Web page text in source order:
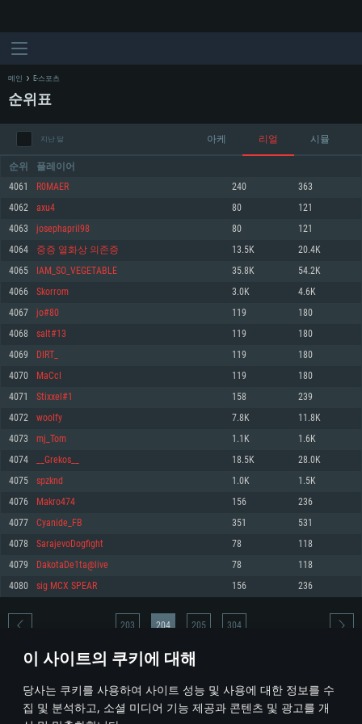
이 사이트의 쿠키에 대해
당사는 쿠키를 사용하여 사이트 성능 및 사용에 대한 정보를 수
집 및 분석하고, 소셜 미디어 기능 제공과 콘텐츠 및 광고를 개
시스템 요구사항
최소사양
운영체제: Windows 10 (64 bit)
프로세서: 2.2 GHz 듀얼코어 이상
메모리: 4GB
그래픽 카드: DirectX 11 이상을 지원하는 AMD Radeon 77XX / NVIDIA
GeForce GT 660. 최소 사양 해상도: 720p
네트워크: 브로드밴드 인터넷
여유 저장 공간: 22.1 GB (최소 클라이언트)
권장 사양
570 혹은 그 이상
여유 저장 공간: 62.2 GB (전체 클라이언트)
최소사양
운영체제: Mac OS Big Sur 11.0
프로세서: 최소 2.2 GHz의 Core i5 (Intel Xeon 은 지원하지 않습니다)
메모리: 6 GB
그래픽 카드: Metal 을 지원하는 Intel Iris Pro 5200 (Mac), 혹은 이와 비슷한 성
능을 가지는 Mac 버전의 AMD/Nvidia. 최소 해상도: 720p
네트워크: 브로드밴드 인터넷
여유 저장 공간: 22.1 GB (최소 클라이언트)
권장 사양
네트워크: 브로드밴드 인터넷
여유 저장 공간: 62.2 GB (전체 클라이언트)
최소사양
운영체제: 64bit Linux 중 최신 버전
프로세서: 2.4 GHz 듀얼코어
메모리: 4 GB
그래픽 카드: Vulkan 을 지원하고, 최신 그래픽 드라이버를 지원하는 NVIDIA
660 (6개월 미만) 혹은 그와 동급의 성능을 가지며 최신 그래픽 드라이버를 지
원하는 AMD (6개월 미만; 최소사양 지원 해상도 720p)
네트워크: 브로드밴드 인터넷
여유 저장 공간: 22.1 GB (최소 클라이언트)
권장 사양
운영체제: Ubuntu 20.04 64bit
프로세서: Intel Core i7
메모리: 16 GB
그래픽 카드: Vulkan 을 지원하고, 최신 그래픽 드라이버를 지원하는 NVIDIA
1060 (6개월 미만) 혹은 그와 동급의 성능을 가지며 최신 그래픽 드라이버를
지원하는 AMD RX 570 (6개월 미만; 최소사양 지원 해상도 720p) 이상
여유 저장 공간: 62.2 GB (전체 클라이언트)
메인 E-스포츠
순위표
지난 달 아케 리얼 시뮬
순위 플레이어
4061 R0MAER 240 363
4062 axu4 80 121
4063 josephapril98 80 121
4064 중증 열화상 의존증 13.5K 20.4K
4065 IAM_SO_VEGETABLE 35.8K 54.2K
4066 Skorrom 3.0K 4.6K
4067 jo#80 119 180
4068 salt#13 119 180
4069 DIRT_ 119 180
4070 MaCcI 119 180
4071 Stixxel#1 158 239
4072 wooIfy 7.8K 11.8K
4073 mj_Tom 1.1K 1.6K
4074 __Grekos__ 18.5K 28.0K
4075 spzknd 1.0K 1.5K
4076 Makro474 156 236
4077 Cyanide_FB 351 531
4078 SarajevoDogfight 78 118
4079 DakotaDe1ta@live 78 118
4080 sig MCX SPEAR 156 236
* 순위표는 매일 1회 갱신됩니다
203 204 205 304